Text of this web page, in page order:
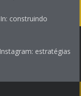
construindo
estratégias